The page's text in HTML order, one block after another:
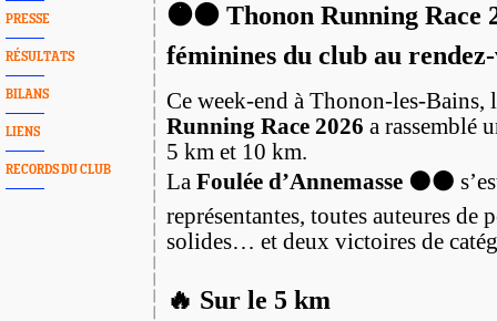
PRESSE
RÉSULTATS
BILANS
LIENS
RECORDS DU CLUB
🟠⚫️ Thonon Running Race
féminines du club au
Ce week-end à Thonon-les-Bains,
Running Race 2026 a rassemblé
5 km et 10 km.
La Foulée d’Annemasse 🟠⚫️
représentantes, toutes auteures de
solides… et deux victoires de
🔥 Sur le 5 km